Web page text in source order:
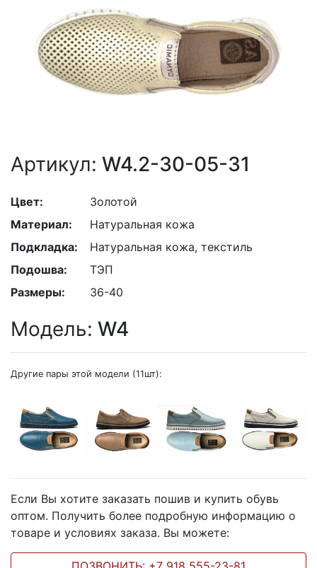
Артикул: W4.2-30-05-31
Цвет:
Золотой
Материал:
Натуральная кожа
Подкладка:
Натуральная кожа, текстиль
Подошва:
ТЭП
Размеры:
36-40
Модель: W4
Другие пары этой модели (11шт):
Если Вы хотите заказать пошив и купить обувь
оптом. Получить более подробную информацию о
товаре и условиях заказа. Вы можете: